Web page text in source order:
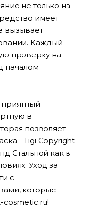
не только на
имеет
вызывает
Каждый
проверку на
началом
в
позволяет
- Tigi Copyright
Стальной как в
Уход за
с
которые
cosmetic.ru!